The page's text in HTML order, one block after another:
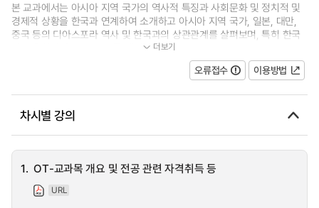
본 교과에서는 아시아 지역 국가의 역사적 특징과 사회문화 및 정치적 및
경제적 상황을 한국과 연계하여 소개하고 아시아 지역 국가, 일본, 대만,
중국 등의 디아스포라 역사 및 한국과의 상관관계를 살펴보며, 특히 한국
과 고용허가제도로 MOU를 체결하여...
더보기
오류접수 이용방법
차시별 강의
1. OT-교과목 개요 및 전공 관련 자격취득 등
URL